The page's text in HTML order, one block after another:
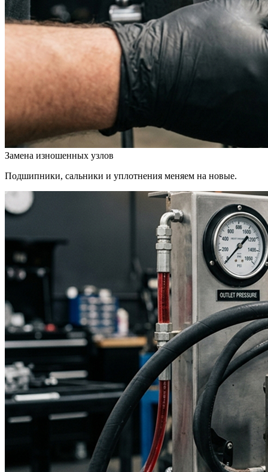
Замена изношенных узлов
Подшипники, сальники и уплотнения меняем на новые.